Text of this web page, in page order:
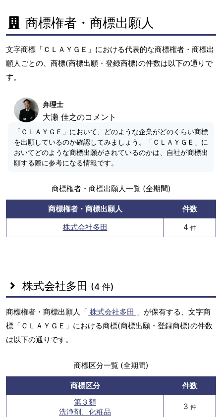
商標権者・商標出願人
文字商標「ＣＬＡＹＧＥ」における代表的な商標権者・商標出
願人ごとの、商標(商標出願・登録商標)の件数は以下の通りで
す。
弁理士
大瀬 佳之のコメント
「ＣＬＡＹＧＥ」において、どのような企業がどのくらい商標
を出願しているのか確認してみましょう。「ＣＬＡＹＧＥ」に
おいてどのような商標出願がされているのかは、自社が商標出
願する際に参考になる情報です。
商標権者・商標出願人一覧 (全期間)
商標権者・商標出願人
件数
株式会社多田
4 件
株式会社多田 (4 件)
商標権者・商標出願人「 株式会社多田 」が保有する、文字商
標「ＣＬＡＹＧＥ」における商標(商標出願・登録商標)の件数
は以下の通りです。
商標区分一覧 (全期間)
商標区分
件数
第３類
洗浄剤、化粧品
3 件